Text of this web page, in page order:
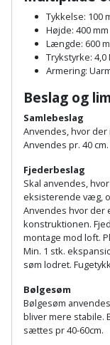
Plastlister
Radonsikring
Rumdeler
Sand
og
grus
Skruer,
bolte
og
møtrikker
Skunklem
Søm
Sternbeklædning
Løfteudstyr
Målebånd
Mejsel
Nedstryger
Nøgleværktøj
Økse
Oliekande
Palleløfter
Flisevibrator
Føringsskinne
Fugepistol
Fugtmåler
Girafsliber
Girafsliber
tilbehør
Høvl
Gummibåd
kajak
Havemøbler
Havepleje
Haveredskaber
Haveslange
og
tilbehør
Havetilbehør
Hegn
Højbede
Tykkelse: 100
Højde: 400 mm
Længde: 600
Trykstyrke: 4,0
Armering:
Beslag og lim
Samlebeslag
Anvendes, hvor
Anvendes pr. 40
Fjederbeslag
Skal anvendes,
eksisterende væg,
Anvendes hvor der
konstruktionen.
montage mod loft.
Min. 1 stk.
søm lodret.
Bølgesøm
Bølgesøm
bliver mere stabile.
sættes pr 40-60cm.